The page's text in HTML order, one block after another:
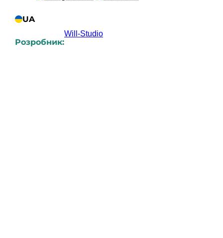
UA
UK
Розробник:
Will-Studio